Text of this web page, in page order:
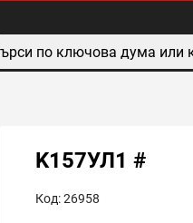
K157УЛ1 #
Код:26958